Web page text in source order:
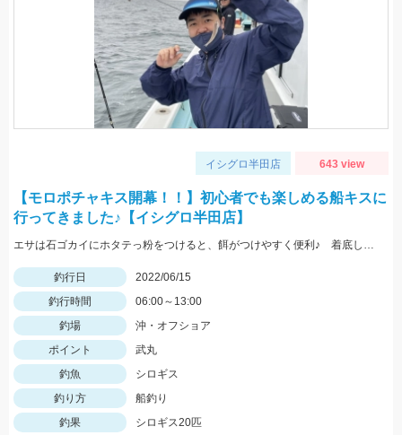
イシグロ半田店 643 view
【モロポチャキス開幕！！】初心者でも楽しめる船キスに
行ってきました♪【イシグロ半田店】
エサは石ゴカイにホタテっ粉をつけると、餌がつけやすく便利♪ 着底してからのただ巻きでアタリ多発！
釣行日
2022/06/15
釣行時間
06:00～13:00
釣場
沖・オフショア
ポイント
武丸
釣魚
シロギス
釣り方
船釣り
釣果
シロギス20匹